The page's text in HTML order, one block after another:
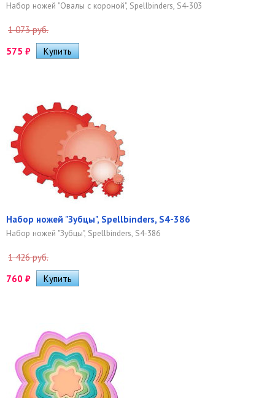
Набор ножей "Овалы с короной", Spellbinders, S4-303
1 073 руб.
575 ₽
Набор ножей "Зубцы", Spellbinders, S4-386
Набор ножей "Зубцы", Spellbinders, S4-386
1 426 руб.
760 ₽